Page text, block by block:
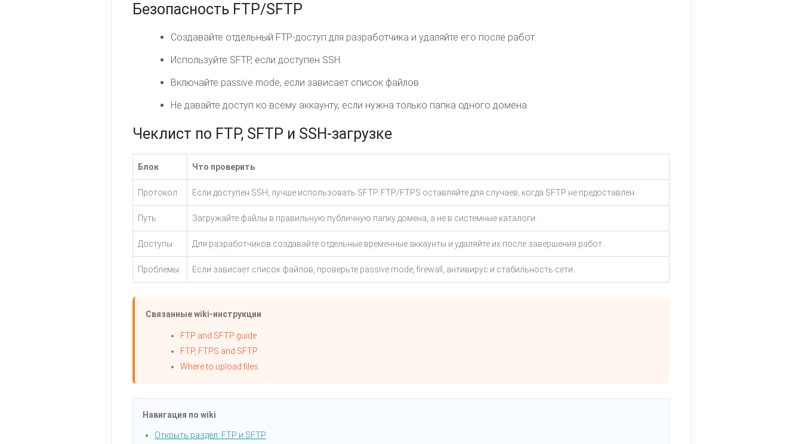
Безопасность FTP/SFTP
Создавайте отдельный FTP-доступ для разработчика и удаляйте его после работ.
Используйте SFTP, если доступен SSH.
Включайте passive mode, если зависает список файлов.
Не давайте доступ ко всему аккаунту, если нужна только папка одного домена.
Чеклист по FTP, SFTP и SSH-загрузке
Блок Что проверить
Протокол Если доступен SSH, лучше использовать SFTP. FTP/FTPS оставляйте для случаев, когда SFTP не предоставлен.
Путь Загружайте файлы в правильную публичную папку домена, а не в системные каталоги.
Доступы Для разработчиков создавайте отдельные временные аккаунты и удаляйте их после завершения работ.
Проблемы Если зависает список файлов, проверьте passive mode, firewall, антивирус и стабильность сети.
Связанные wiki-инструкции
FTP and SFTP guide
FTP, FTPS and SFTP
Where to upload files
Навигация по wiki
Открыть раздел: FTP и SFTP